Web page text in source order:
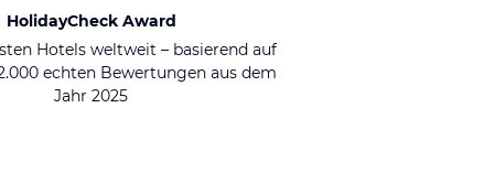
HolidayCheck Award
Hotels weltweit – basierend auf
echten Bewertungen aus dem
Jahr 2025